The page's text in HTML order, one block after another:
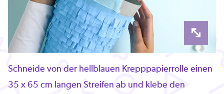
Schneide von der hellblauen Krepppapierrolle einen
35 x 65 cm langen Streifen ab und klebe den